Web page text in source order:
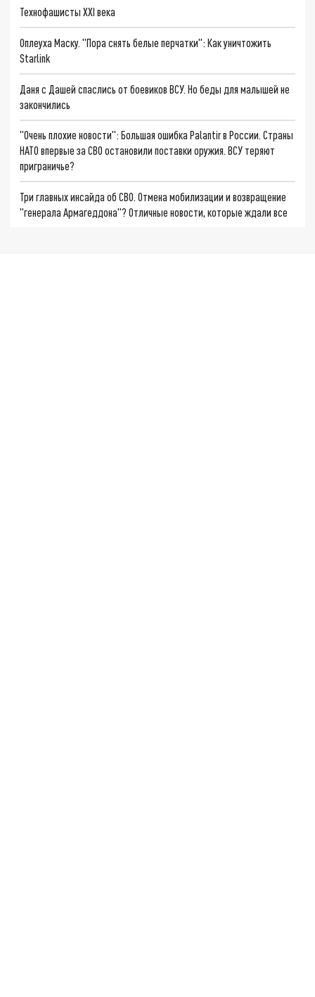
Технофашисты XXI века
Оплеуха Маску. "Пора снять белые перчатки": Как уничтожить
Starlink
Даня с Дашей спаслись от боевиков ВСУ. Но беды для малышей не
закончились
"Очень плохие новости": Большая ошибка Palantir в России. Страны
НАТО впервые за СВО остановили поставки оружия. ВСУ теряют
приграничье?
Три главных инсайда об СВО. Отмена мобилизации и возвращение
"генерала Армагеддона"? Отличные новости, которые ждали все